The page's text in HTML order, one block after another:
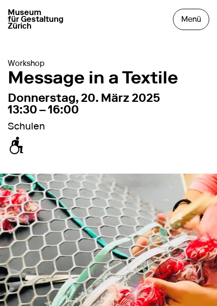
zur Startseite gehen
Museum
für Gestaltung
Zürich
Menüdas
Workshop
Message in a Textile
20. März 202513:30 – 16:00
Donnerstag, 20. März 2025
13:30 – 16:00
Schulen